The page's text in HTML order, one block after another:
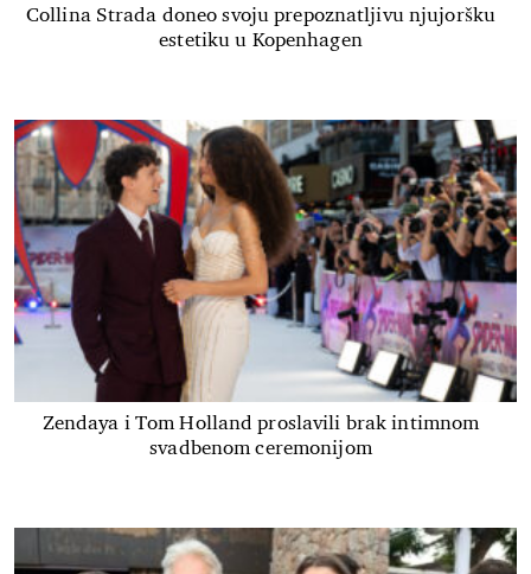
Collina Strada doneo svoju prepoznatljivu njujoršku
estetiku u Kopenhagen
Zendaya i Tom Holland proslavili brak intimnom
svadbenom ceremonijom